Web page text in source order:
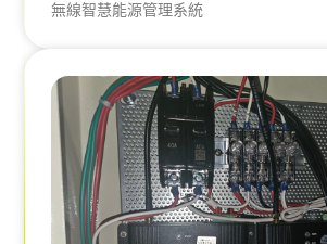
無線智慧能源管理系統